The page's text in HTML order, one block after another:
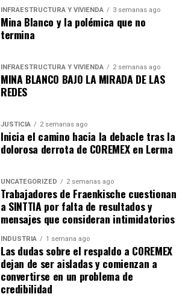
INFRAESTRUCTURA Y VIVIENDA 3 semanas ago
Mina Blanco y la polémica que no
termina
INFRAESTRUCTURA Y VIVIENDA 2 semanas ago
MINA BLANCO BAJO LA MIRADA DE LAS
REDES
JUSTICIA 2 semanas ago
Inicia el camino hacia la debacle tras la
dolorosa derrota de COREMEX en Lerma
UNCATEGORIZED 2 semanas ago
Trabajadores de Fraenkische cuestionan
a SINTTIA por falta de resultados y
mensajes que consideran intimidatorios
INDUSTRIA 1 semana ago
Las dudas sobre el respaldo a COREMEX
dejan de ser aisladas y comienzan a
convertirse en un problema de
credibilidad